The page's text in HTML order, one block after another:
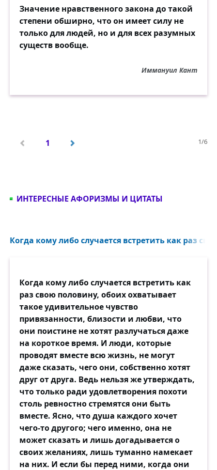
Значение нравственного закона до такой
степени обширно, что он имеет силу не
только для людей, но и для всех разумных
существ вообще.
Иммануил Кант
1/6
1
ИНТЕРЕСНЫЕ АФОРИЗМЫ И ЦИТАТЫ
Когда кому либо случается встретить как раз
Когда кому либо случается встретить как
раз свою половину, обоих охватывает
такое удивительное чувство
привязанности, близости и любви, что
они поистине не хотят разлучаться даже
на короткое время. И люди, которые
проводят вместе всю жизнь, не могут
даже сказать, чего они, собственно хотят
друг от друга. Ведь нельзя же утверждать,
что только ради удовлетворения похоти
столь ревностно стремятся они быть
вместе. Ясно, что душа каждого хочет
чего-то другого; чего именно, она не
может сказать и лишь догадывается о
своих желаниях, лишь туманно намекает
на них. И если бы перед ними, когда они